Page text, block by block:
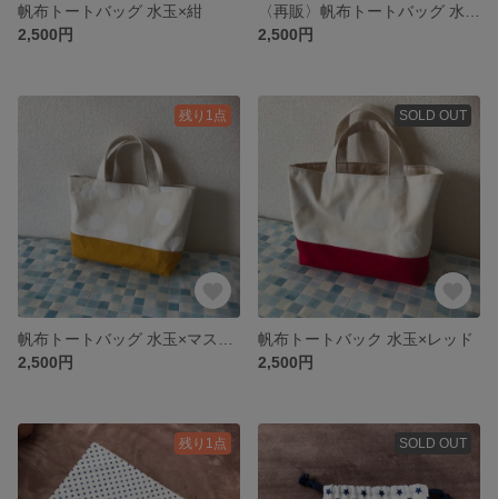
帆布トートバッグ 水玉×紺
2,500円
2,500円
残り1点
2,500円
SOLD OUT
帆布トートバック 水玉×レッド
2,500円
残り1点 SOLD OUT